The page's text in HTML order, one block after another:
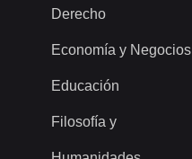
Derecho
Economía y Negocios
Educación
Filosofía y